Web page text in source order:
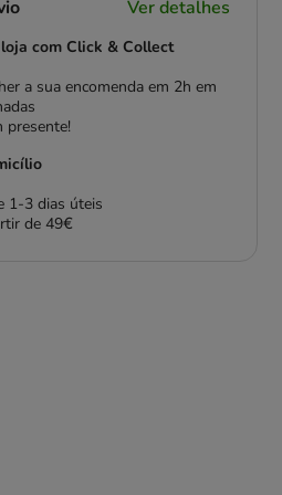
Ver detalhes
com Click & Collect
a sua encomenda em 2h em
presente!
1-3 dias úteis
de 49€